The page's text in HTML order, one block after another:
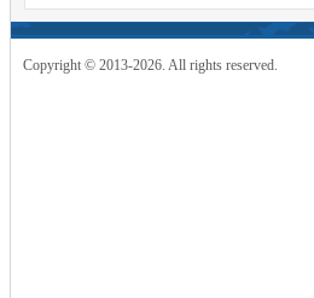
Copyright © 2013-2026. All rights reserved.